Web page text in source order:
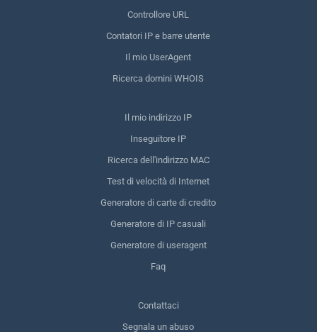
Controllore URL
Contatori IP e barre utente
Il mio UserAgent
Ricerca domini WHOIS
Il mio indirizzo IP
Inseguitore IP
Ricerca dell'indirizzo MAC
Test di velocità di Internet
Generatore di carte di credito
Generatore di IP casuali
Generatore di useragent
Faq
Contattaci
Segnala un abuso